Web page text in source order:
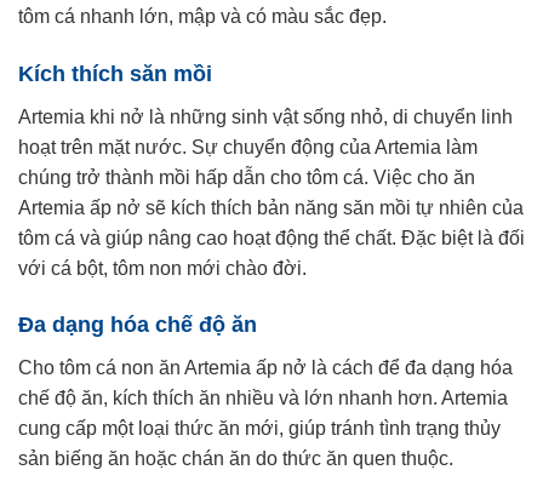
tôm cá nhanh lớn, mập và có màu sắc đẹp.
Kích thích săn mồi
Artemia khi nở là những sinh vật sống nhỏ, di chuyển linh
hoạt trên mặt nước. Sự chuyển động của Artemia làm
chúng trở thành mồi hấp dẫn cho tôm cá. Việc cho ăn
Artemia ấp nở sẽ kích thích bản năng săn mồi tự nhiên của
tôm cá và giúp nâng cao hoạt động thể chất. Đặc biệt là đối
với cá bột, tôm non mới chào đời.
Đa dạng hóa chế độ ăn
Cho tôm cá non ăn Artemia ấp nở là cách để đa dạng hóa
chế độ ăn, kích thích ăn nhiều và lớn nhanh hơn. Artemia
cung cấp một loại thức ăn mới, giúp tránh tình trạng thủy
sản biếng ăn hoặc chán ăn do thức ăn quen thuộc.